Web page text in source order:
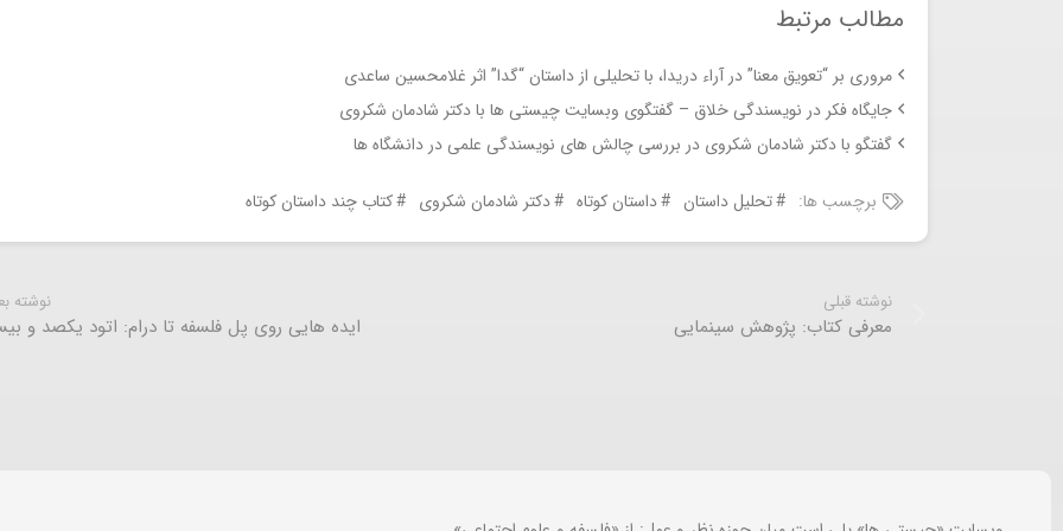
مطالب مرتبط
مروری بر “تعویق معنا” در آراء دریدا، با تحلیلی از داستان “گدا” اثر غلامحسین ساعدی
جایگاه فکر در نویسندگی خلاق – گفتگوی وبسایت چیستی ها با دکتر شادمان شکروی
گفتگو با دکتر شادمان شکروی در بررسی چالش های نویسندگی علمی در دانشگاه ها
برچسب ها: تحلیل داستان داستان کوتاه دکتر شادمان شکروی کتاب چند داستان کوتاه
نوشته قبلی
معرفی کتاب: پژوهش سینمایی
نوشته
ایده هایی روی پل فلسفه تا درام: اتود یکصد و